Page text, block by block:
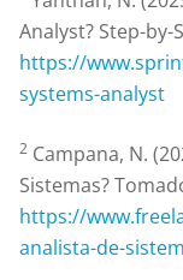
Analyst? Step-
https://
systems-analyst
2 Campana, N.
Sistemas?
https://
analista-de-